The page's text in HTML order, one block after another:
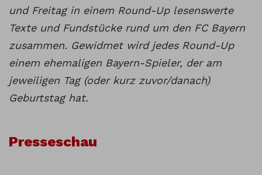
und Freitag in einem Round-Up lesenswerte
Texte und Fundstücke rund um den FC Bayern
zusammen. Gewidmet wird jedes Round-Up
einem ehemaligen Bayern-Spieler, der am
jeweiligen Tag (oder kurz zuvor/danach)
Geburtstag hat.
Presseschau